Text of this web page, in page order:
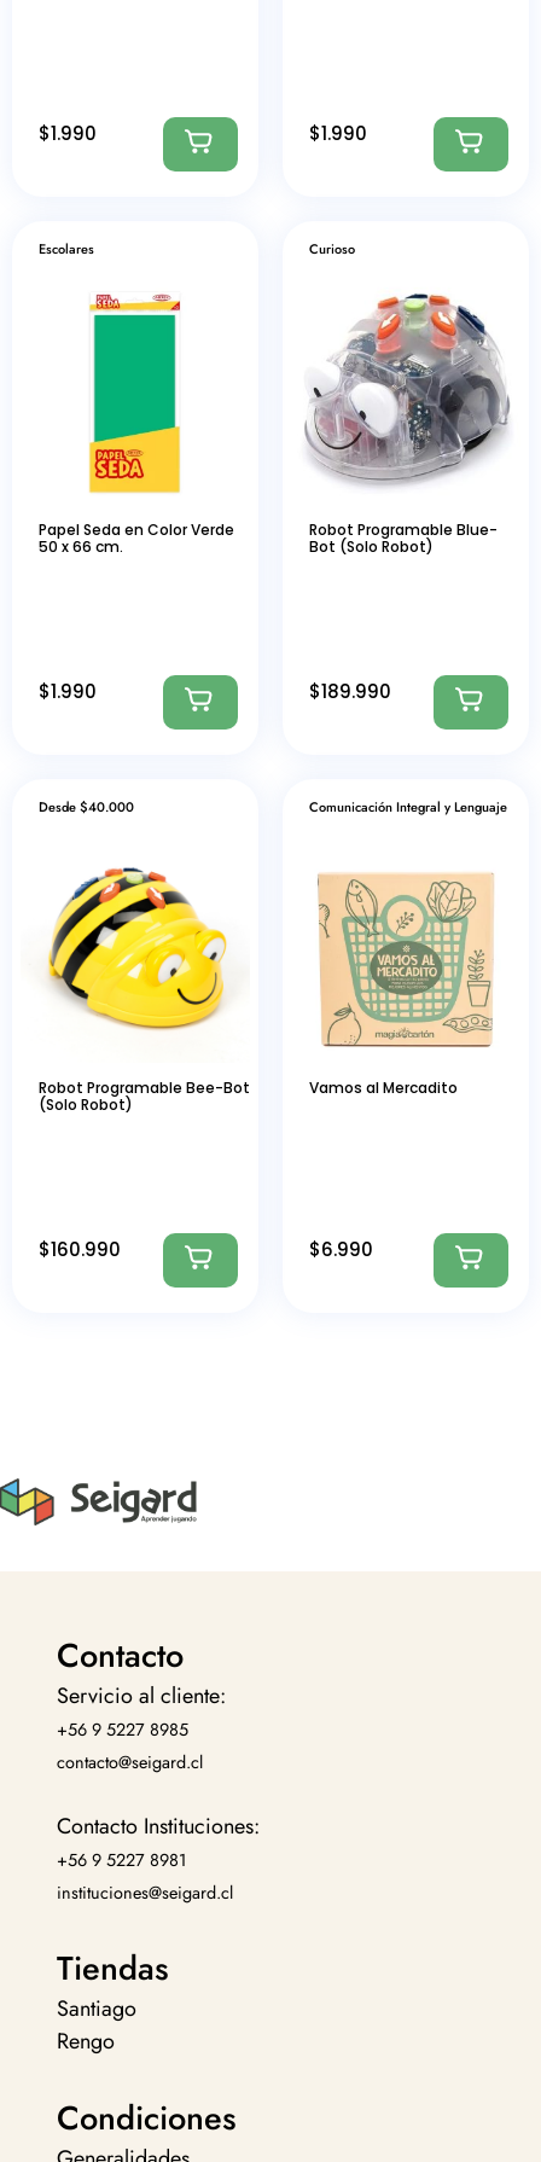
$1.990 $1.990
Escolares
Papel Seda en Color Verde
50 x 66 cm.
$1.990
Curioso
Robot Programable Blue-
Bot (Solo Robot)
$189.990
Desde $40.000
Robot Programable Bee-Bot
(Solo Robot)
$160.990
Comunicación Integral y Lenguaje
Vamos al Mercadito
$6.990
Contacto
Servicio al cliente:
+56 9 5227 8985
contacto@seigard.cl
Contacto Instituciones:
+56 9 5227 8981
instituciones@seigard.cl
Tiendas
Santiago
Rengo
Condiciones